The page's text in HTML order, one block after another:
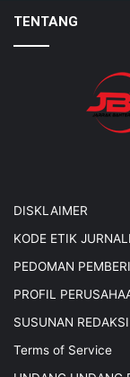
TENTANG
DISKLAIMER
KODE ETIK
PEDOMAN
PROFIL
SUSUNAN
Terms of Service